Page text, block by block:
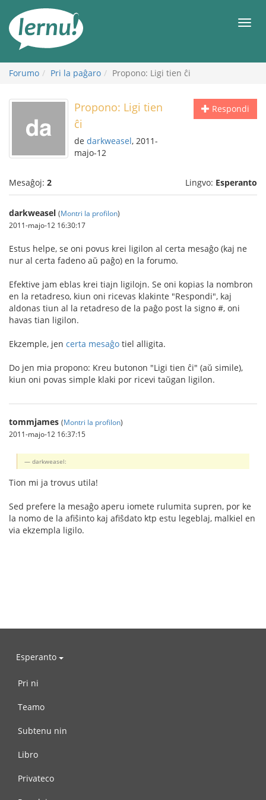
enhavo
Forumo Pri la paĝaro Propono: Ligi tien ĉi
Respondi
Propono: Ligi tien
ĉi
de darkweasel, 2011-
majo-12
Mesaĝoj: 2 Lingvo: Esperanto
darkweasel (Montri la profilon)
2011-majo-12 16:30:17
Estus helpe, se oni povus krei ligilon al certa mesaĝo (kaj ne
nur al certa fadeno aŭ paĝo) en la forumo.
Efektive jam eblas krei tiajn ligilojn. Se oni kopias la nombron
en la retadreso, kiun oni ricevas klakinte "Respondi", kaj
aldonas tiun al la retadreso de la paĝo post la signo #, oni
havas tian ligilon.
Ekzemple, jen certa mesaĝo tiel alligita.
Do jen mia propono: Kreu butonon "Ligi tien ĉi" (aŭ simile),
kiun oni povas simple klaki por ricevi taŭgan ligilon.
tommjames (Montri la profilon)
2011-majo-12 16:37:15
darkweasel:
Tion mi ja trovus utila!
Sed prefere la mesaĝo aperu iomete rulumita supren, por ke
la nomo de la afiŝinto kaj afiŝdato ktp estu legeblaj, malkiel en
via ekzempla ligilo.
Esperanto
Pri ni
Teamo
Subtenu nin
Libro
Privateco